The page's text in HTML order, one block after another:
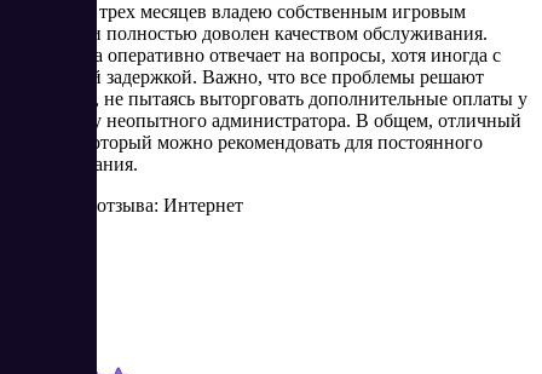
Уже более трех месяцев владею собственным игровым
сервером и полностью доволен качеством обслуживания.
Поддержка оперативно отвечает на вопросы, хотя иногда с
небольшой задержкой. Важно, что все проблемы решают
бесплатно, не пытаясь выторговать дополнительные оплаты у
меня, как у неопытного администратора. В общем, отличный
хостинг, который можно рекомендовать для постоянного
использования.
Источник отзыва: Интернет